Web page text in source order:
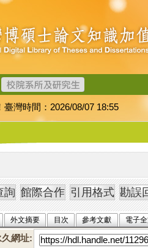
臺灣時間：2026/08/07 18:55
外文摘要 目次 參考文獻 電子
網址: